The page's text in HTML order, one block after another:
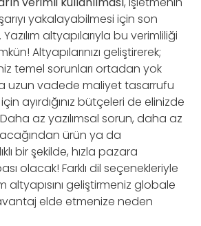
yakalayabilmesi için son
altyapılarıyla bu verimliliği
Altyapılarınızı geliştirerek;
temel sorunları ortadan yok
uzun vadede maliyet tasarrufu
ayırdığınız bütçeleri de elinizde
az yazılımsal sorun, daha az
ürün ya da
bir şekilde, hızla pazara
olacak! Farklı dil seçenekleriyle
altyapısını geliştirmeniz globale
elde etmenize neden